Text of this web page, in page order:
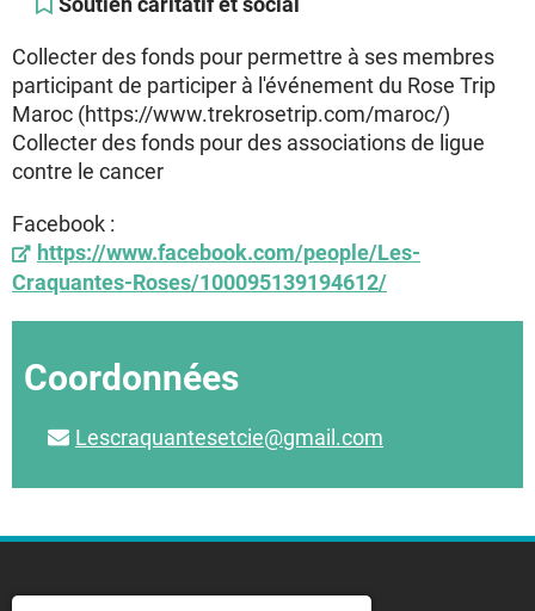
Collecter des fonds pour permettre à ses membres
participant de participer à l'événement du Rose Trip
Maroc (https://www.trekrosetrip.com/maroc/)
Collecter des fonds pour des associations de ligue
contre le cancer
Facebook :
https://www.facebook.com/people/Les-
Craquantes-Roses/100095139194612/
Coordonnées
Lescraquantesetcie@gmail.com